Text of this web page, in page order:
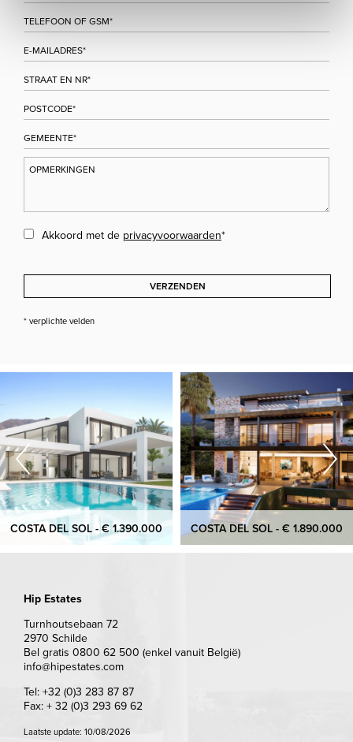
Akkoord met de privacyvoorwaarden*
VERZENDEN
* verplichte velden
COSTA DEL SOL - € 1.390.000 COSTA DEL SOL - € 1.890.000
Hip Estates
Turnhoutsebaan 72
2970 Schilde
Bel gratis 0800 62 500 (enkel vanuit België)
info@hipestates.com
Tel: +32 (0)3 283 87 87
Fax: + 32 (0)3 293 69 62
Laatste update: 10/08/2026